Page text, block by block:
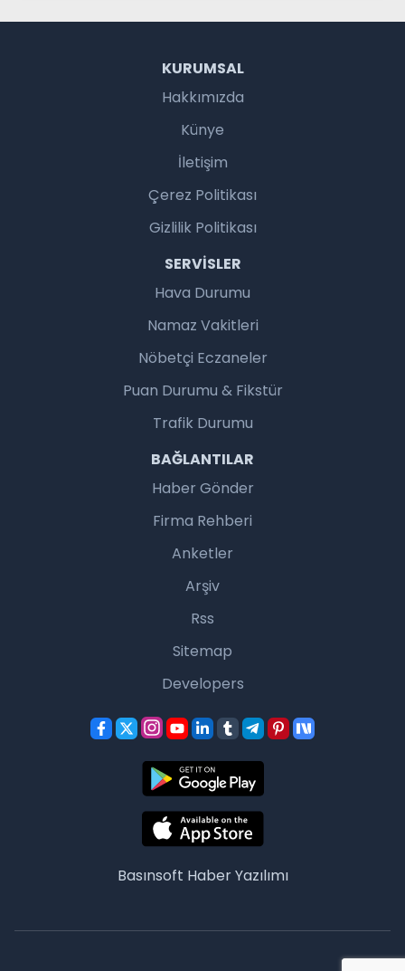
KURUMSAL
Hakkımızda
Künye
İletişim
Çerez Politikası
Gizlilik Politikası
SERVISLER
Hava Durumu
Namaz Vakitleri
Nöbetçi Eczaneler
Puan Durumu & Fikstür
Trafik Durumu
BAĞLANTILAR
Haber Gönder
Firma Rehberi
Anketler
Arşiv
Rss
Sitemap
Developers
Basınsoft Haber Yazılımı